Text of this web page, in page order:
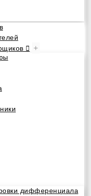
+
дифференциала